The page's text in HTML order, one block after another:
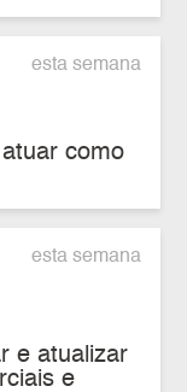
esta semana
como
esta semana
e atualizar
e